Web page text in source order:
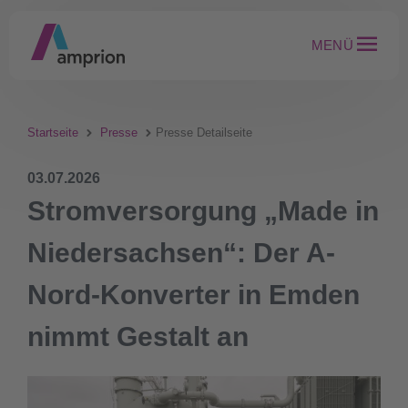
MENÜ
Startseite Presse Presse Detailseite
03.07.2026
Stromversorgung „Made in
Niedersachsen“: Der A-
Nord-Konverter in Emden
nimmt Gestalt an